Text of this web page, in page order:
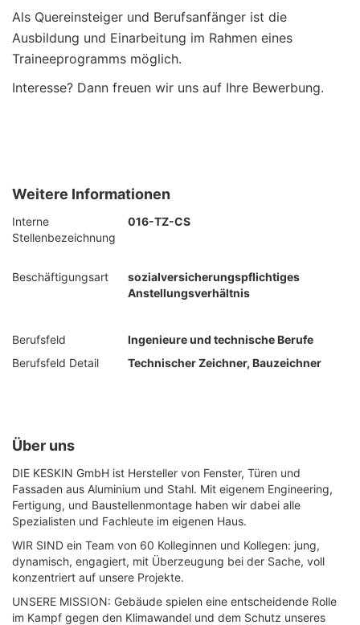
Als Quereinsteiger und Berufsanfänger ist die
Ausbildung und Einarbeitung im Rahmen eines
Traineeprogramms möglich.
Interesse? Dann freuen wir uns auf Ihre Bewerbung.
Weitere Informationen
Interne
Stellenbezeichnung
016-TZ-CS
Beschäftigungsart
sozialversicherungspflichtiges
Anstellungsverhältnis
Berufsfeld
Ingenieure und technische Berufe
Berufsfeld Detail
Technischer Zeichner, Bauzeichner
Über uns
DIE KESKIN GmbH ist Hersteller von Fenster, Türen und
Fassaden aus Aluminium und Stahl. Mit eigenem Engineering,
Fertigung, und Baustellenmontage haben wir dabei alle
Spezialisten und Fachleute im eigenen Haus.
WIR SIND ein Team von 60 Kolleginnen und Kollegen: jung,
dynamisch, engagiert, mit Überzeugung bei der Sache, voll
konzentriert auf unsere Projekte.
UNSERE MISSION: Gebäude spielen eine entscheidende Rolle
im Kampf gegen den Klimawandel und dem Schutz unseres